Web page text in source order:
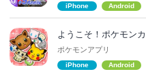
iPhone Android
ようこそ！ポケモン
ポケモンアプリ
iPhone Android